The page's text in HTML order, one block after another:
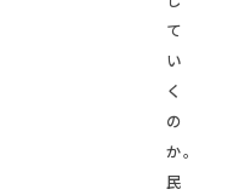
て
い
く
の
か。
民